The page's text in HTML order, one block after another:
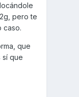
pero te
caso.
que
sí que